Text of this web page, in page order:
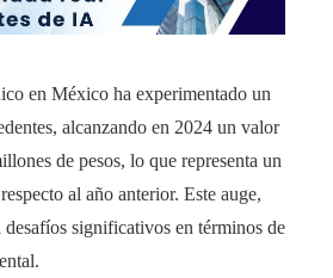
en México ha experimentado un
alcanzando en 2024 un valor
de pesos, lo que representa un
al año anterior. Este auge,
desafíos significativos en términos de